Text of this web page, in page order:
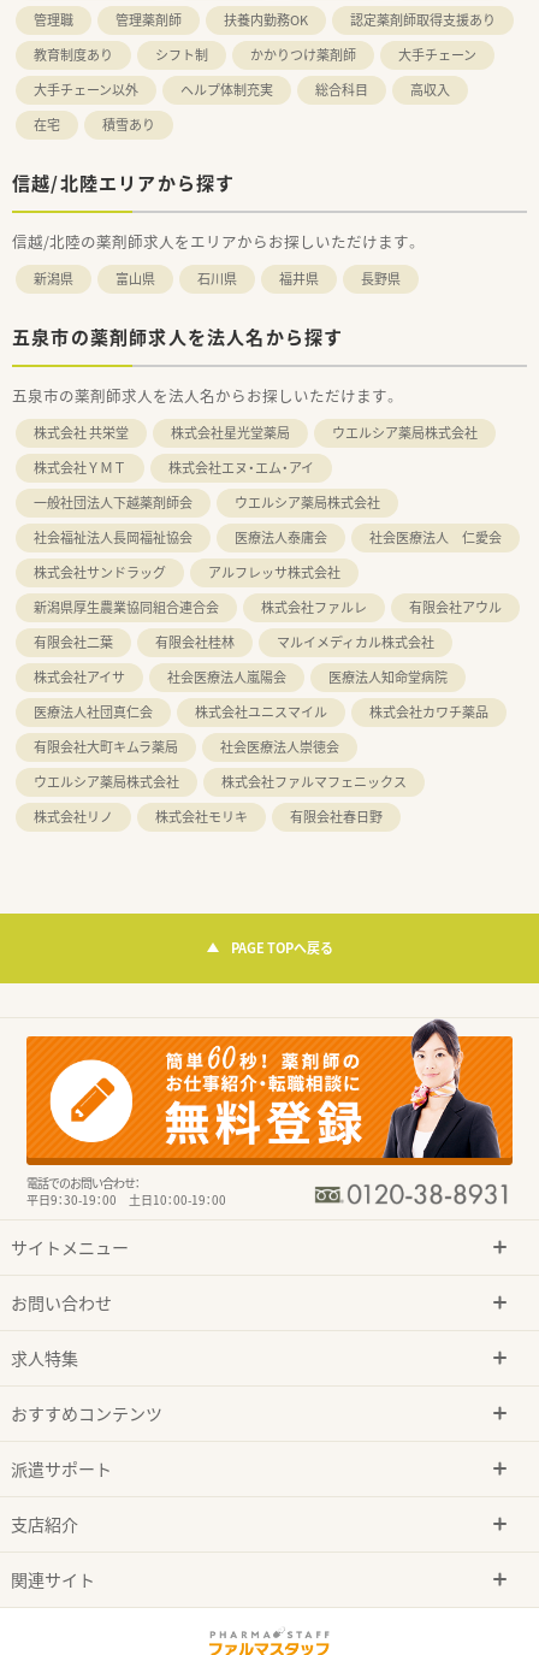
管理職
管理薬剤師 扶養内勤務OK
認定薬剤師取得支援あり
教育制度あり
シフト制 かかりつけ薬剤師
大手チェーン
大手チェーン以外
ヘルプ体制充実 総合科目
高収入
在宅
積雪あり
信越/北陸エリアから探す
信越/北陸の薬剤師求人をエリアからお探しいただけます。
新潟県 富山県 石川県 福井県 長野県
五泉市の薬剤師求人を法人名から探す
五泉市の薬剤師求人を法人名からお探しいただけます。
株式会社 共栄堂 株式会社星光堂薬局
ウエルシア薬局株式会社
株式会社ＹＭＴ
株式会社エヌ・エム・アイ
一般社団法人下越薬剤師会
ウエルシア薬局株式会社
社会福祉法人長岡福祉協会
医療法人泰庸会
社会医療法人 仁愛会
株式会社サンドラッグ
アルフレッサ株式会社
新潟県厚生農業協同組合連合会
株式会社ファルレ
有限会社アウル
有限会社二葉
有限会社桂林
マルイメディカル株式会社
株式会社アイサ
社会医療法人嵐陽会
医療法人知命堂病院
医療法人社団真仁会
株式会社ユニスマイル
株式会社カワチ薬品
有限会社大町キムラ薬局
社会医療法人崇徳会
ウエルシア薬局株式会社
株式会社ファルマフェニックス
株式会社リノ
株式会社モリキ 有限会社春日野
PAGE TOPへ戻る
電話でのお問い合わせ：
平日9：30-19：00 土日10：00-19：00
サイトメニュー
お問い合わせ
求人特集
おすすめコンテンツ
派遣サポート
支店紹介
関連サイト